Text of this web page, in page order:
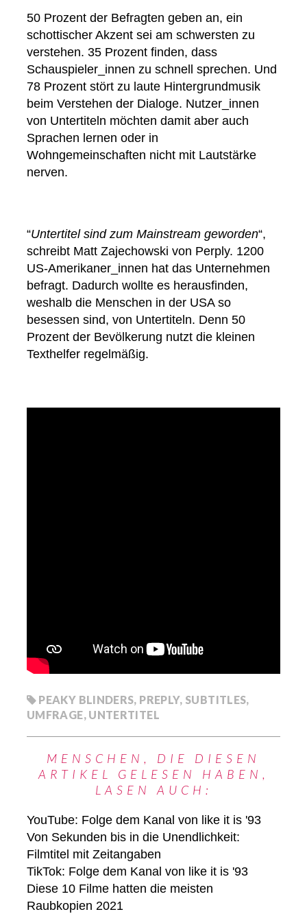
50 Prozent der Befragten geben an, ein
schottischer Akzent sei am schwersten zu
verstehen. 35 Prozent finden, dass
Schauspieler_innen zu schnell sprechen. Und
78 Prozent stört zu laute Hintergrundmusik
beim Verstehen der Dialoge. Nutzer_innen
von Untertiteln möchten damit aber auch
Sprachen lernen oder in
Wohngemeinschaften nicht mit Lautstärke
nerven.
“Untertitel sind zum Mainstream geworden“,
schreibt Matt Zajechowski von Perply. 1200
US-Amerikaner_innen hat das Unternehmen
befragt. Dadurch wollte es herausfinden,
weshalb die Menschen in der USA so
besessen sind, von Untertiteln. Denn 50
Prozent der Bevölkerung nutzt die kleinen
Texthelfer regelmäßig.
PEAKY BLINDERS, PREPLY, SUBTITLES,
UMFRAGE, UNTERTITEL
MENSCHEN, DIE DIESEN
ARTIKEL GELESEN HABEN,
LASEN AUCH:
YouTube: Folge dem Kanal von like it is '93
Von Sekunden bis in die Unendlichkeit:
Filmtitel mit Zeitangaben
TikTok: Folge dem Kanal von like it is '93
Diese 10 Filme hatten die meisten
Raubkopien 2021